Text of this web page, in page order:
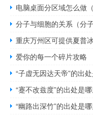
电脑桌面分区域怎么做
分子与细胞的关系（分子
重庆万州区可提供夏普
爱你的每一个碎片攻略
“子虚无因达天帝”的出
“蹇不改兹度”的出处是哪
“幽路出深竹”的出处是哪